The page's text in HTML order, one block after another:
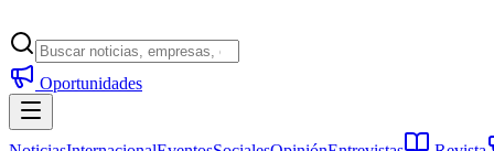
Oportunidades